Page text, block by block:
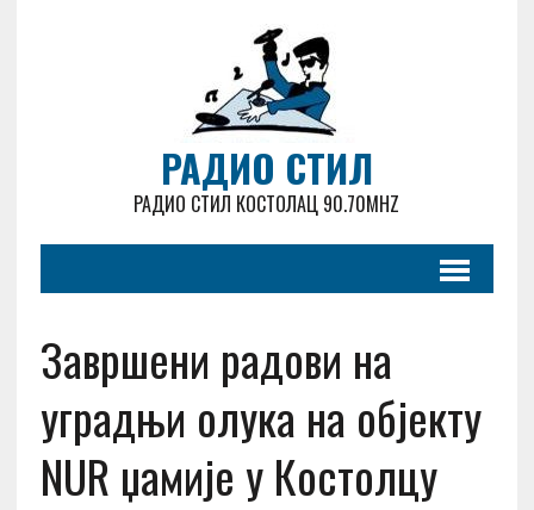
РАДИО СТИЛ
РАДИО СТИЛ КОСТОЛАЦ 90.70MHZ
Завршени радови на
уградњи олука на објекту
NUR џамије у Костолцу